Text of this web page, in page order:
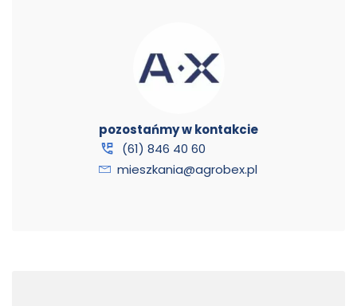
pozostańmy w kontakcie
(61) 846 40 60
mieszkania@agrobex.pl